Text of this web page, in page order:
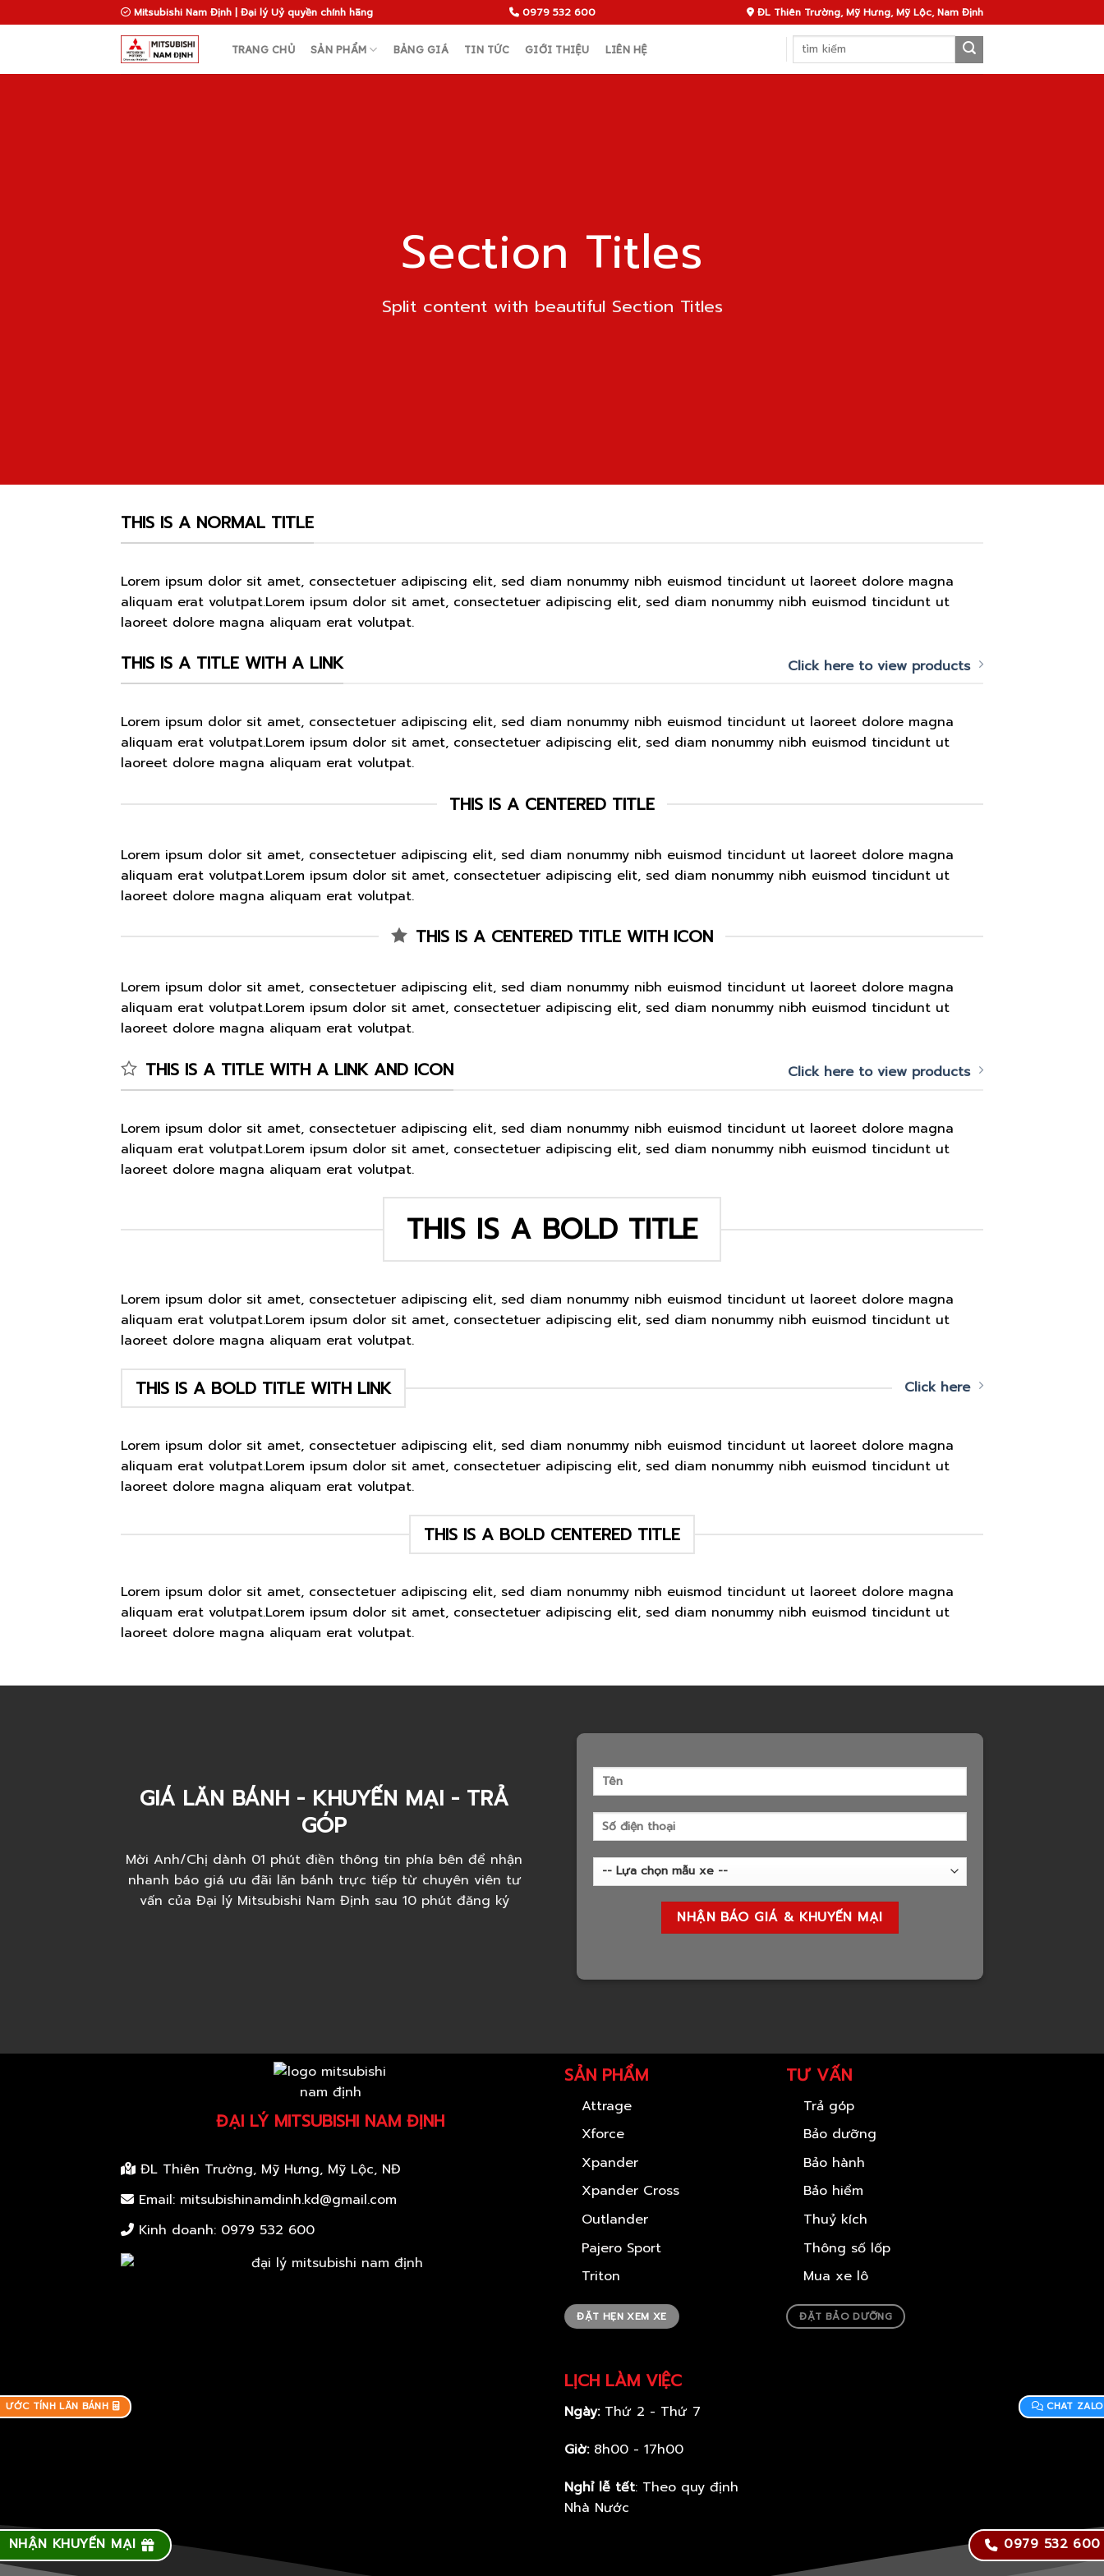
to
Mitsubishi Nam Định | Đại lý Uỷ quyền chính hãng 0979 532 600 ĐL Thiên Trường, Mỹ Hưng, Mỹ Lộc, Nam Định
TRANG CHỦ SẢN PHẨM BẢNG GIÁ TIN TỨC GIỚI THIỆU LIÊN HỆ
Search
Section Titles
Split content with beautiful Section Titles
THIS IS A NORMAL TITLE
Lorem ipsum dolor sit amet, consectetuer adipiscing elit, sed diam nonummy nibh euismod tincidunt ut laoreet dolore magna
aliquam erat volutpat.Lorem ipsum dolor sit amet, consectetuer adipiscing elit, sed diam nonummy nibh euismod tincidunt ut
laoreet dolore magna aliquam erat volutpat.
THIS IS A TITLE WITH A LINK Click here to view products
Lorem ipsum dolor sit amet, consectetuer adipiscing elit, sed diam nonummy nibh euismod tincidunt ut laoreet dolore magna
aliquam erat volutpat.Lorem ipsum dolor sit amet, consectetuer adipiscing elit, sed diam nonummy nibh euismod tincidunt ut
laoreet dolore magna aliquam erat volutpat.
THIS IS A CENTERED TITLE
Lorem ipsum dolor sit amet, consectetuer adipiscing elit, sed diam nonummy nibh euismod tincidunt ut laoreet dolore magna
aliquam erat volutpat.Lorem ipsum dolor sit amet, consectetuer adipiscing elit, sed diam nonummy nibh euismod tincidunt ut
laoreet dolore magna aliquam erat volutpat.
THIS IS A CENTERED TITLE WITH ICON
Lorem ipsum dolor sit amet, consectetuer adipiscing elit, sed diam nonummy nibh euismod tincidunt ut laoreet dolore magna
aliquam erat volutpat.Lorem ipsum dolor sit amet, consectetuer adipiscing elit, sed diam nonummy nibh euismod tincidunt ut
laoreet dolore magna aliquam erat volutpat.
THIS IS A TITLE WITH A LINK AND ICON Click here to view products
Lorem ipsum dolor sit amet, consectetuer adipiscing elit, sed diam nonummy nibh euismod tincidunt ut laoreet dolore magna
aliquam erat volutpat.Lorem ipsum dolor sit amet, consectetuer adipiscing elit, sed diam nonummy nibh euismod tincidunt ut
laoreet dolore magna aliquam erat volutpat.
THIS IS A BOLD TITLE
Lorem ipsum dolor sit amet, consectetuer adipiscing elit, sed diam nonummy nibh euismod tincidunt ut laoreet dolore magna
aliquam erat volutpat.Lorem ipsum dolor sit amet, consectetuer adipiscing elit, sed diam nonummy nibh euismod tincidunt ut
laoreet dolore magna aliquam erat volutpat.
THIS IS A BOLD TITLE WITH LINK Click here
Lorem ipsum dolor sit amet, consectetuer adipiscing elit, sed diam nonummy nibh euismod tincidunt ut laoreet dolore magna
aliquam erat volutpat.Lorem ipsum dolor sit amet, consectetuer adipiscing elit, sed diam nonummy nibh euismod tincidunt ut
laoreet dolore magna aliquam erat volutpat.
THIS IS A BOLD CENTERED TITLE
Lorem ipsum dolor sit amet, consectetuer adipiscing elit, sed diam nonummy nibh euismod tincidunt ut laoreet dolore magna
aliquam erat volutpat.Lorem ipsum dolor sit amet, consectetuer adipiscing elit, sed diam nonummy nibh euismod tincidunt ut
laoreet dolore magna aliquam erat volutpat.
GIÁ LĂN BÁNH - KHUYẾN MẠI - TRẢ
GÓP
Mời Anh/Chị dành 01 phút điền thông tin phía bên để nhận
nhanh báo giá ưu đãi lăn bánh trực tiếp từ chuyên viên tư
vấn của Đại lý Mitsubishi Nam Định sau 10 phút đăng ký
ĐẠI LÝ MITSUBISHI NAM ĐỊNH
ĐL Thiên Trường, Mỹ Hưng, Mỹ Lộc, NĐ
Email: mitsubishinamdinh.kd@gmail.com
Kinh doanh: 0979 532 600
SẢN PHẨM
Attrage
Xforce
Xpander
Xpander Cross
Outlander
Pajero Sport
Triton
ĐẶT HẸN XEM XE
LỊCH LÀM VIỆC
Ngày:Thứ 2 - Thứ 7
Giờ:8h00 - 17h00
Nghỉ lễ tết: Theo quy định
Nhà Nước
TƯ VẤN
Trả góp
Bảo dưỡng
Bảo hành
Bảo hiểm
Thuỷ kích
Thông số lốp
Mua xe lô
ĐẶT BẢO DƯỠNG
0979 532 600
CHAT ZALO
NHẬN KHUYẾN MẠI
ƯỚC TÍNH LĂN BÁNH